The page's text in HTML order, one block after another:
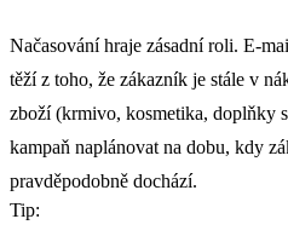
Načasování hraje zásadní roli. E-
těží z toho, že zákazník je stále v
zboží (krmivo, kosmetika, doplňky
kampaň naplánovat na dobu, kdy
pravděpodobně dochází.
Tip: